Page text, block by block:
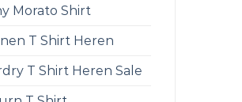
Morato Shirt
T Shirt Heren
T Shirt Heren Sale